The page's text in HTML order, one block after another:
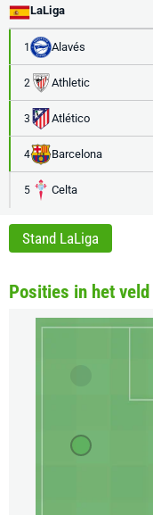
LaLiga
1 Alavés
2 Athletic
3 Atlético
4 Barcelona
5 Celta
Stand LaLiga
Posities in het veld